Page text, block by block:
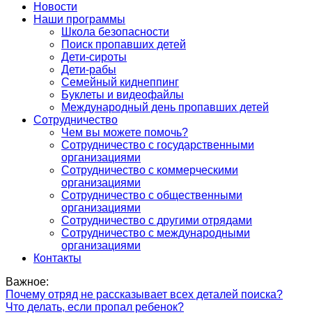
Новости
Наши программы
Школа безопасности
Поиск пропавших детей
Дети-сироты
Дети-рабы
Семейный киднеппинг
Буклеты и видеофайлы
Международный день пропавших детей
Сотрудничество
Чем вы можете помочь?
Сотрудничество с государственными
организациями
Сотрудничество с коммерческими
организациями
Сотрудничество с общественными
организациями
Сотрудничество с другими отрядами
Сотрудничество с международными
организациями
Контакты
Важное:
Почему отряд не рассказывает всех деталей поиска?
Что делать, если пропал ребенок?